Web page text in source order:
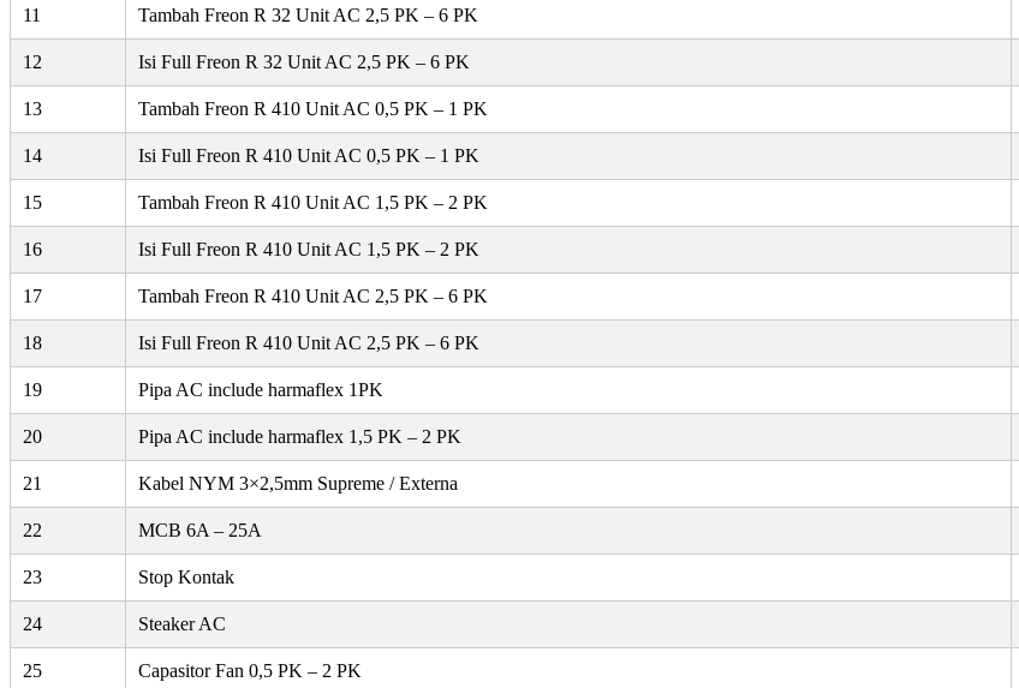
11 Tambah Freon R 32 Unit AC 2,5 PK – 6 PK
12 Isi Full Freon R 32 Unit AC 2,5 PK – 6 PK
13 Tambah Freon R 410 Unit AC 0,5 PK – 1 PK
14 Isi Full Freon R 410 Unit AC 0,5 PK – 1 PK
15 Tambah Freon R 410 Unit AC 1,5 PK – 2 PK
16 Isi Full Freon R 410 Unit AC 1,5 PK – 2 PK
17 Tambah Freon R 410 Unit AC 2,5 PK – 6 PK
18 Isi Full Freon R 410 Unit AC 2,5 PK – 6 PK
19 Pipa AC include harmaflex 1PK
20 Pipa AC include harmaflex 1,5 PK – 2 PK
21 Kabel NYM 3×2,5mm Supreme / Externa
22 MCB 6A – 25A
23 Stop Kontak
24 Steaker AC
25 Capasitor Fan 0,5 PK – 2 PK